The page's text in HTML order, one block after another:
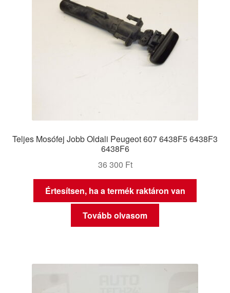
Teljes Mosófej Jobb Oldali Peugeot 607 6438F5 6438F3
6438F6
36 300 Ft
Értesítsen, ha a termék raktáron van
Tovább olvasom